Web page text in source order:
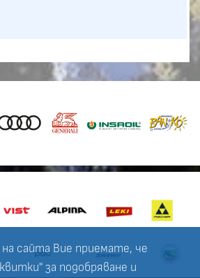
сайта Вие приемате, че
за подобряване и